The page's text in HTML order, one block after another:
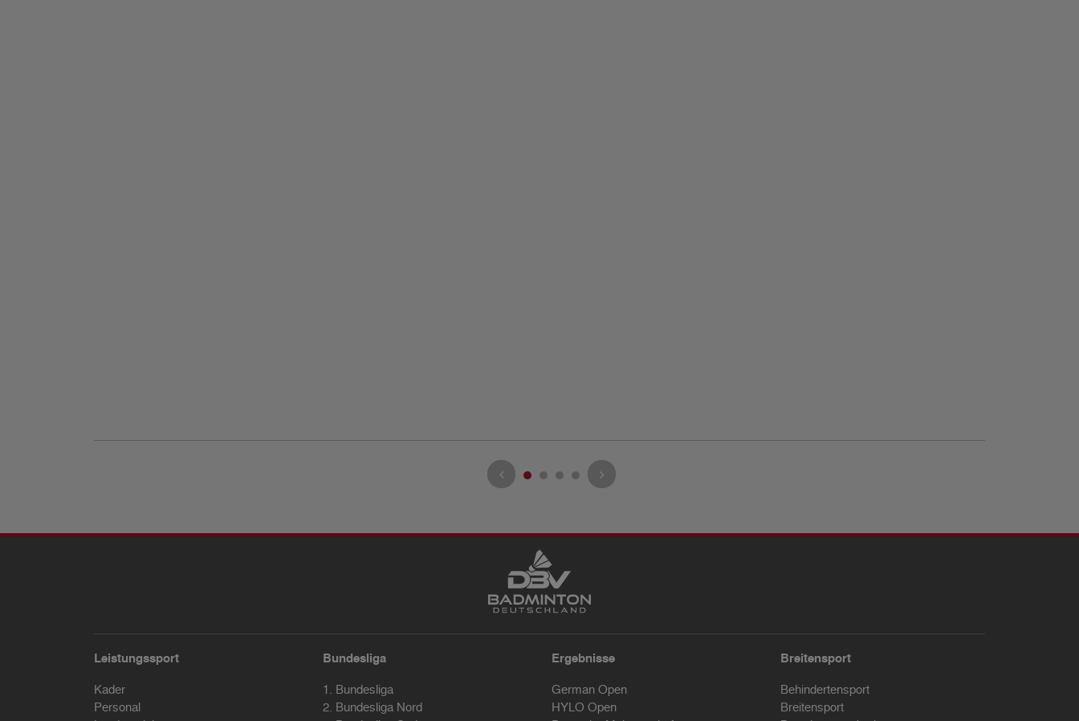
Leistungssport
Kader
Personal
Bundesliga
1. Bundesliga
2. Bundesliga Nord
Ergebnisse
German Open
HYLO Open
Breitensport
Behindertensport
Breitensport